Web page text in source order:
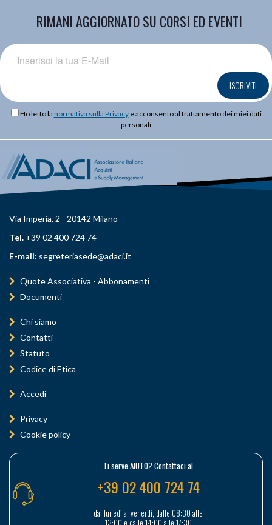
RIMANI AGGIORNATO SU CORSI ED EVENTI
ISCRIVITI
Ho letto la normativa sulla Privacye acconsento al trattamento dei miei dati
personali
Via Imperia, 2 - 20142 Milano
Tel. +39 02 400 724 74
E-mail: segreteriasede@adaci.it
Quote Associativa - Abbonamenti
Documenti
Chi siamo
Contatti
Statuto
Codice di Etica
Accedi
Privacy
Cookie policy
Ti serve AIUTO? Contattaci al
+39 02 400 724 74
dal lunedì al venerdì, dalle 08:30 alle
13:00 e dalle 14:00 alle 17:30